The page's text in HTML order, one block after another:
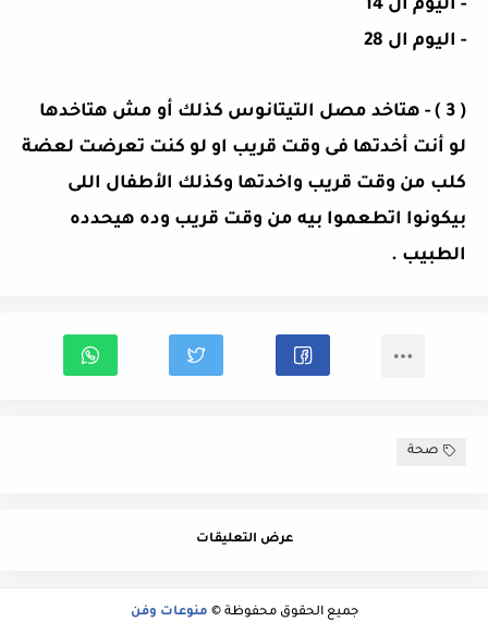
- اليوم ال 14
- اليوم ال 28
( 3 ) - هتاخد مصل التيتانوس كذلك أو مش هتاخدها
لو أنت أخدتها فى وقت قريب او لو كنت تعرضت لعضة
كلب من وقت قريب واخدتها وكذلك الأطفال اللى
بيكونوا اتطعموا بيه من وقت قريب وده هيحدده
الطبيب .
صحة
عرض التعليقات
جميع الحقوق محفوظة © منوعات وفن